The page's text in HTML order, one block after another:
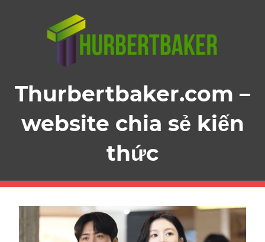
Thurbertbaker.com –
website chia sẻ kiến
thức